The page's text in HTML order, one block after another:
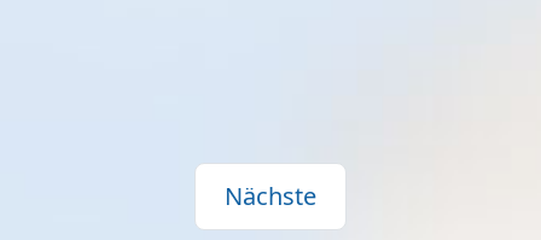
Nächste